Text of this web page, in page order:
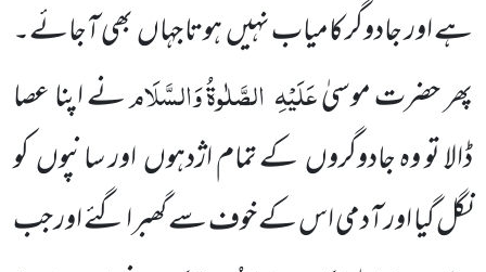
ہے اور جادوگر کامیاب نہیںہوتا جہاںبھی آجائے۔
پھر حضرت موسیٰعَلَیْہِ الصَّلٰوۃُ وَالسَّلَامنے اپنا عصا
ڈالا تو وہ جادوگروںکے تمام اژدہوںاور سانپوںکو
نگل گیا اور آدمی اس کے خوف سے گھبرا گئے اور جب